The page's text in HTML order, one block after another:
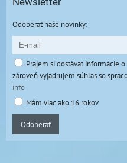
Odoberať naše novinky:
Prajem si dostávať informácie
zároveň vyjadrujem súhlas so
info
Mám viac ako 16 rokov
Odoberať